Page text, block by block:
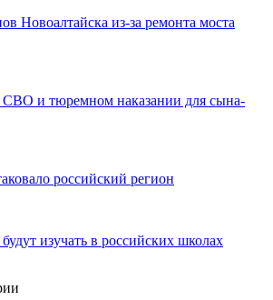
Новоалтайска из-за ремонта моста
СВО и тюремном наказании для сына-
российский регион
изучать в российских школах